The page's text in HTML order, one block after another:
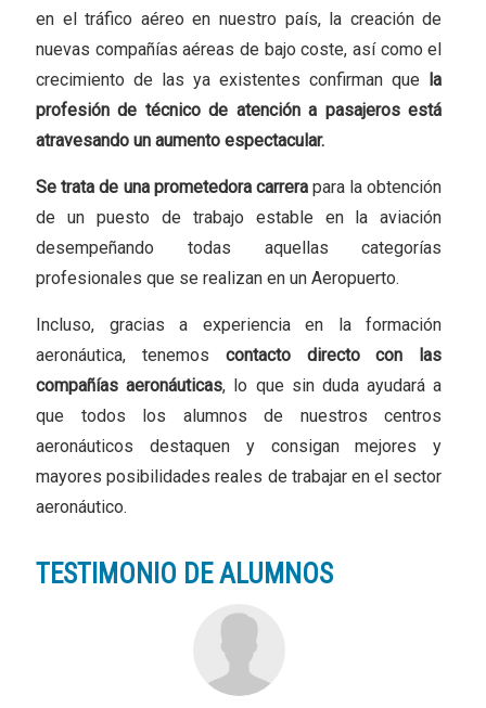
en el tráfico aéreo en nuestro país, la creación de
nuevas compañías aéreas de bajo coste, así como el
crecimiento de las ya existentes confirman que la
profesión de técnico de atención a pasajeros está
atravesando un aumento espectacular.
Se trata de una prometedora carrerapara la obtención
de un puesto de trabajo estable en la aviación
desempeñando todas aquellas categorías
profesionales que se realizan en un Aeropuerto.
Incluso, gracias a experiencia en la formación
aeronáutica, tenemos contacto directo con las
compañías aeronáuticas, lo que sin duda ayudará a
que todos los alumnos de nuestros centros
aeronáuticos destaquen y consigan mejores y
mayores posibilidades reales de trabajar en el sector
aeronáutico.
TESTIMONIO DE ALUMNOS